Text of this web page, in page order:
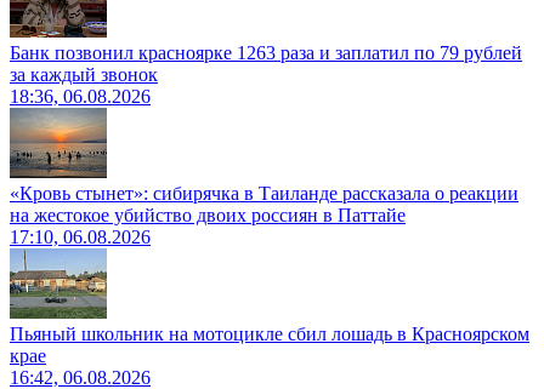
Банк позвонил красноярке 1263 раза и заплатил по 79 рублей
за каждый звонок
18:36, 06.08.2026
«Кровь стынет»: сибирячка в Таиланде рассказала о реакции
на жестокое убийство двоих россиян в Паттайе
17:10, 06.08.2026
Пьяный школьник на мотоцикле сбил лошадь в Красноярском
крае
16:42, 06.08.2026